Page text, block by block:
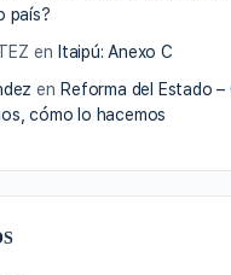
país?
en Itaipú: Anexo C
enReforma del Estado –
cómo lo hacemos